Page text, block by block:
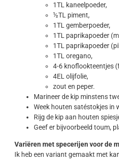
1TL kaneelpoeder,
½TL piment,
1TL gemberpoeder,
1TL paprikapoeder
1TL paprikapoeder
1TL oregano,
4-6 knoflookteentjes
4EL olijfolie,
zout en peper.
Marineer de kip minstens
Week houten satéstokjes in
Rijg de kip aan houten
Geef er bijvoorbeeld toum,
Variëren met specerijen voor de
Ik heb een variant gemaakt met